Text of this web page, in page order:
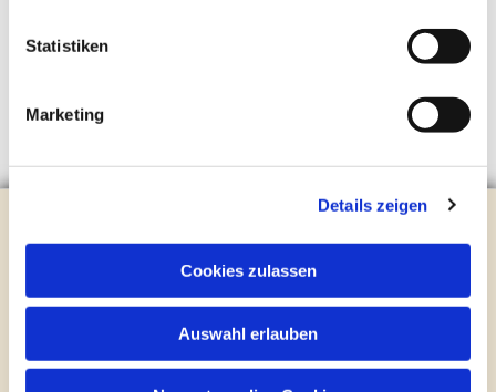
Statistiken
Marketing
Details zeigen
Cookies zulassen
Auswahl erlauben
Brockhagener Straße 28 | 33803 Steinhagen
0 52 04 / 36 28
Mail:gemeindeamt@kirche-steinhagen.de
Newsletter abonnieren